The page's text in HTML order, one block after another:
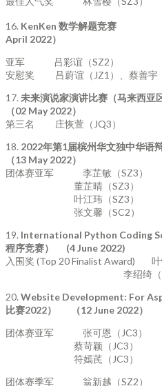
16. KenKen 数学
April 2022）
亚军 吕彩谊（SZ2）
安慰奖 吕蔚谊（JZ1）、蔡善宇（
17. 未来演说家演讲比赛（马来西亚
（02 May 2022）
第三名 庄恢萱（JQ3）
18. 2022年第1届槟州华文独中华语
（13 May 2022）
团体赛亚军 李芷敏（SZ3）
董芷晴（SZ3）
叶江玮（SZ3）
张文馨（SC2）
19. International Python Coding
程序竞赛）
(4 June 2022)
入围奖 (Top 20 Finalist Award) 叶
李绍绮（已毕
20. Website Development: For
比赛2022） （12 June 2022）
团体赛亚军 张可恩（JC3）
蔡苛颖（
符嫣芪（JC3）
团体赛季军 翁新越（SZ2）